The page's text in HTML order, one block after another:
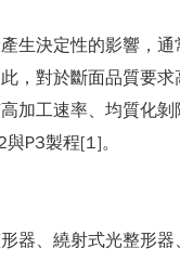
生決定性的影響，
，對於斷面品質要
加工速率、均質化
P3製程[1]。
器、繞射式光整形